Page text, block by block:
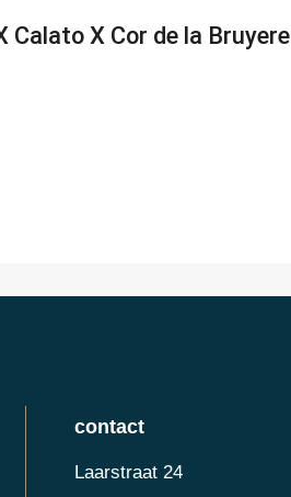
Calato X Cor de la Bruyere
contact
Laarstraat 24